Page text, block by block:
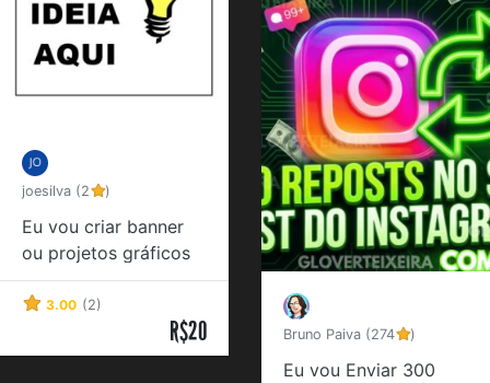
joesilva (2 )
Eu vou criar banner
ou projetos gráficos
de divulgação
3.00 (2)
R$20 Bruno Paiva (274 )
Eu vou Enviar 300